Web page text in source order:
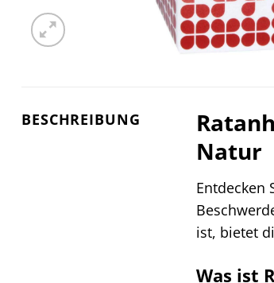
BESCHREIBUNG
Natur
Entdecken
ist, bietet
Was ist